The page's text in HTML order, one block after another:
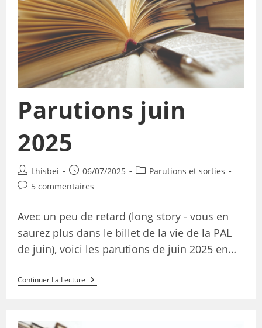
Parutions juin
2025
Lhisbei 06/07/2025
Parutions et sorties
5 commentaires
Avec un peu de retard (long story - vous en
saurez plus dans le billet de la vie de la PAL
de juin), voici les parutions de juin 2025 en…
Continuer La Lecture